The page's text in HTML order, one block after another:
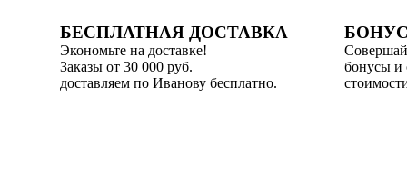
БЕСПЛАТНАЯ ДОСТАВКА
Экономьте на доставке!
Заказы от 30 000 руб.
доставляем по Иванову бесплатно.
бонусы и